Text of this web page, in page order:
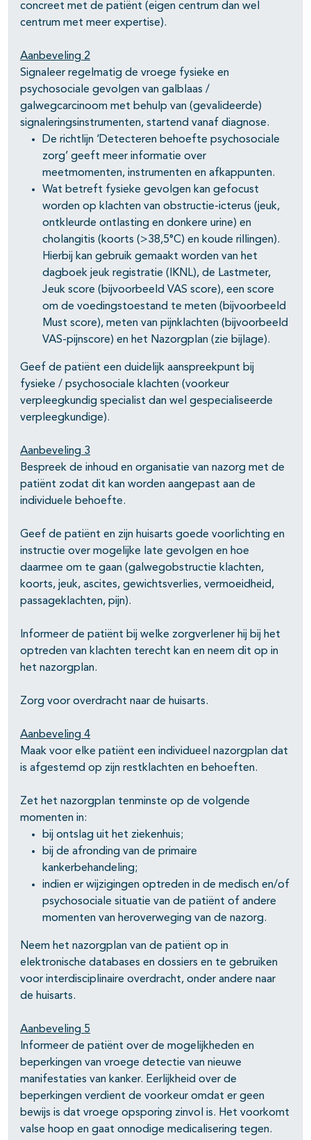
concreet met de patiënt (eigen centrum dan wel
centrum met meer expertise).
Aanbeveling 2
Signaleer regelmatig de vroege fysieke en
psychosociale gevolgen van galblaas /
galwegcarcinoom met behulp van (gevalideerde)
signaleringsinstrumenten, startend vanaf diagnose.
De richtlijn ‘Detecteren behoefte psychosociale
zorg’ geeft meer informatie over
meetmomenten, instrumenten en afkappunten.
Wat betreft fysieke gevolgen kan gefocust
worden op klachten van obstructie-icterus (jeuk,
ontkleurde ontlasting en donkere urine) en
cholangitis (koorts (>38,5°C) en koude rillingen).
Hierbij kan gebruik gemaakt worden van het
dagboek jeuk registratie (IKNL), de Lastmeter,
Jeuk score (bijvoorbeeld VAS score), een score
om de voedingstoestand te meten (bijvoorbeeld
Must score), meten van pijnklachten (bijvoorbeeld
VAS-pijnscore) en het Nazorgplan (zie bijlage).
Geef de patiënt een duidelijk aanspreekpunt bij
fysieke / psychosociale klachten (voorkeur
verpleegkundig specialist dan wel gespecialiseerde
verpleegkundige).
Aanbeveling 3
Bespreek de inhoud en organisatie van nazorg met de
patiënt zodat dit kan worden aangepast aan de
individuele behoefte.
Geef de patiënt en zijn huisarts goede voorlichting en
instructie over mogelijke late gevolgen en hoe
daarmee om te gaan (galwegobstructie klachten,
koorts, jeuk, ascites, gewichtsverlies, vermoeidheid,
passageklachten, pijn).
Informeer de patiënt bij welke zorgverlener hij bij het
optreden van klachten terecht kan en neem dit op in
het nazorgplan.
Zorg voor overdracht naar de huisarts.
Aanbeveling 4
Maak voor elke patiënt een individueel nazorgplan dat
is afgestemd op zijn restklachten en behoeften.
Zet het nazorgplan tenminste op de volgende
momenten in:
bij ontslag uit het ziekenhuis;
bij de afronding van de primaire
kankerbehandeling;
indien er wijzigingen optreden in de medisch en/of
psychosociale situatie van de patiënt of andere
momenten van heroverweging van de nazorg.
Neem het nazorgplan van de patiënt op in
elektronische databases en dossiers en te gebruiken
voor interdisciplinaire overdracht, onder andere naar
de huisarts.
Aanbeveling 5
Informeer de patiënt over de mogelijkheden en
beperkingen van vroege detectie van nieuwe
manifestaties van kanker. Eerlijkheid over de
beperkingen verdient de voorkeur omdat er geen
bewijs is dat vroege opsporing zinvol is. Het voorkomt
valse hoop en gaat onnodige medicalisering tegen.